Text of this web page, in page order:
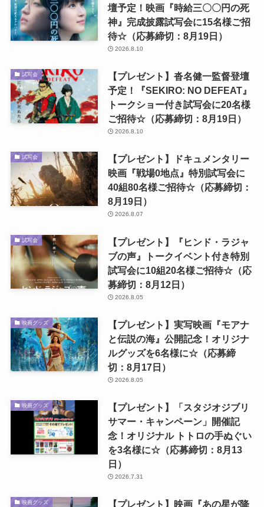
壇予定！映画『時給三〇〇円の死
神』完成披露試写会に15名様ご招
待☆（応募締切：8月19日）
2026.8.10
試写会
【プレゼント】沓名健一監督登壇
予定！『SEKIRO: NO DEFEAT』
トークショー付き試写会に20名様
ご招待☆（応募締切：8月19日）
2026.8.10
試写会
【プレゼント】ドキュメンタリー
映画『戦場0地点』特別試写会に
40組80名様ご招待☆（応募締切：
8月19日）
2026.8.07
試写会
【プレゼント】『ヒンド・ラジャ
ブの声』トークイベント付き特別
試写会に10組20名様ご招待☆（応
募締切：8月12日）
2026.8.05
映画グッズ
【プレゼント】実写映画『モアナ
と伝説の海』公開記念！オリジナ
ルグッズを6名様に☆（応募締
切：8月17日）
2026.8.05
映画グッズ
【プレゼント】「スタジオジブリ
サマー・キャンペーン」開催記
念！オリジナル トトロの手ぬぐい
を3名様に☆（応募締切：8月13
日）
2026.7.31
映画グッズ
【プレゼント】映画『あの星が降